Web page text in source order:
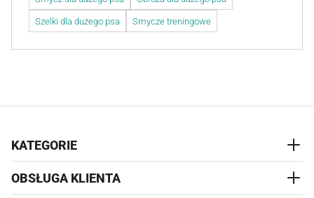
Szelki dla dużego psa Smycze treningowe
KATEGORIE
AKCESORIA
OBSŁUGA KLIENTA